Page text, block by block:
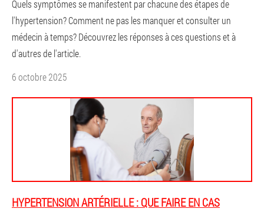
Quels symptômes se manifestent par chacune des étapes de
l'hypertension? Comment ne pas les manquer et consulter un
médecin à temps? Découvrez les réponses à ces questions et à
d'autres de l'article.
6 octobre 2025
HYPERTENSION ARTÉRIELLE : QUE FAIRE EN CAS